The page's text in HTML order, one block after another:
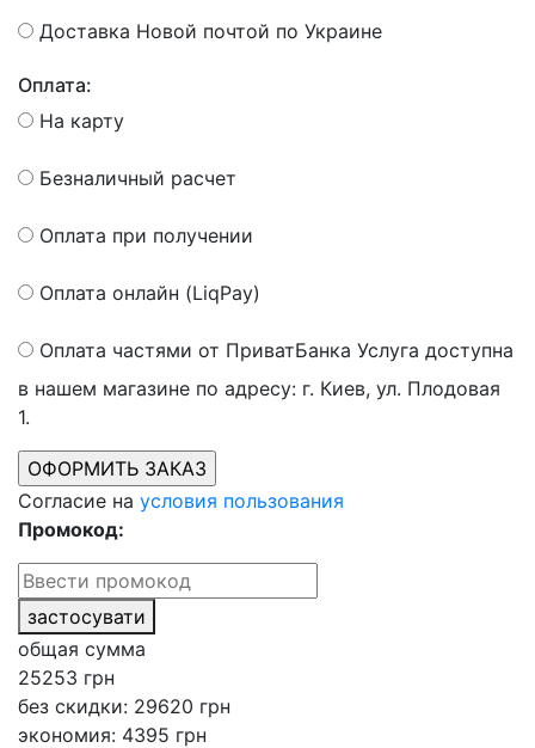
Доставка Новой почтой по Украине
Оплата:
На карту
Безналичный расчет
Оплата при получении
Оплата онлайн (LiqPay)
Оплата частями от ПриватБанка Услуга доступна
в нашем магазине по адресу: г. Киев, ул. Плодовая
1.
Согласие на условия пользования
Промокод:
застосувати
общая сумма
25253 грн
без скидки: 29620 грн
экономия: 4395 грн